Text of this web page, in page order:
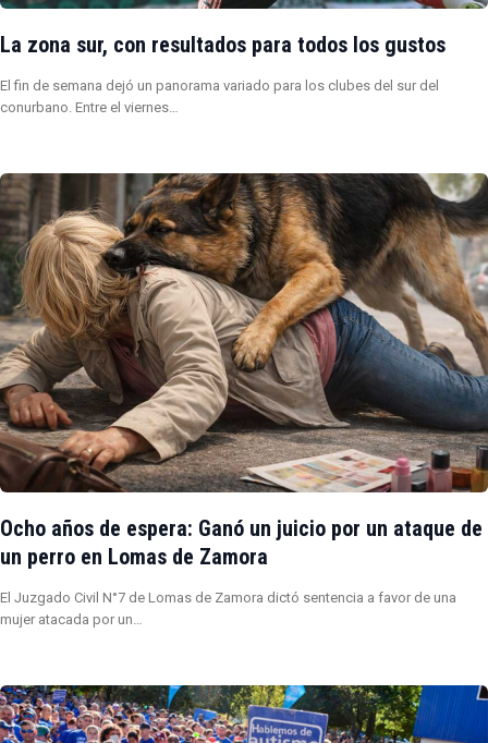
La zona sur, con resultados para todos los gustos
El fin de semana dejó un panorama variado para los clubes del sur del
conurbano. Entre el viernes…
Ocho años de espera: Ganó un juicio por un ataque de
un perro en Lomas de Zamora
El Juzgado Civil N°7 de Lomas de Zamora dictó sentencia a favor de una
mujer atacada por un…